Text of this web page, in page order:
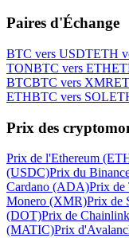
Paires d'Échange
BTC vers USDTETH
TONBTC vers ETH
BTCBTC vers XMR
ETHBTC vers SOL
Prix des
Prix de l'Ethereum
(USDC)Prix du
Cardano (ADA)Prix
Monero (XMR)Prix de
(DOT)Prix de
(MATIC)Prix